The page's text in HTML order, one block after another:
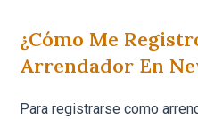
¿Cómo Me
Arrendador En
Para registrarse como